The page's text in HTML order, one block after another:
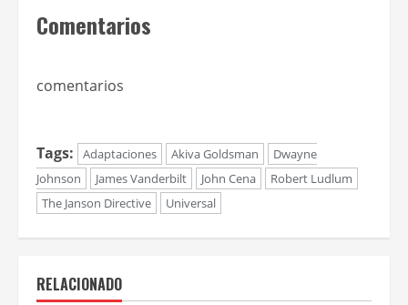
Comentarios
comentarios
Tags: Adaptaciones Akiva Goldsman
Dwayne
Johnson
James Vanderbilt John Cena
Robert Ludlum
The Janson Directive
Universal
RELACIONADO